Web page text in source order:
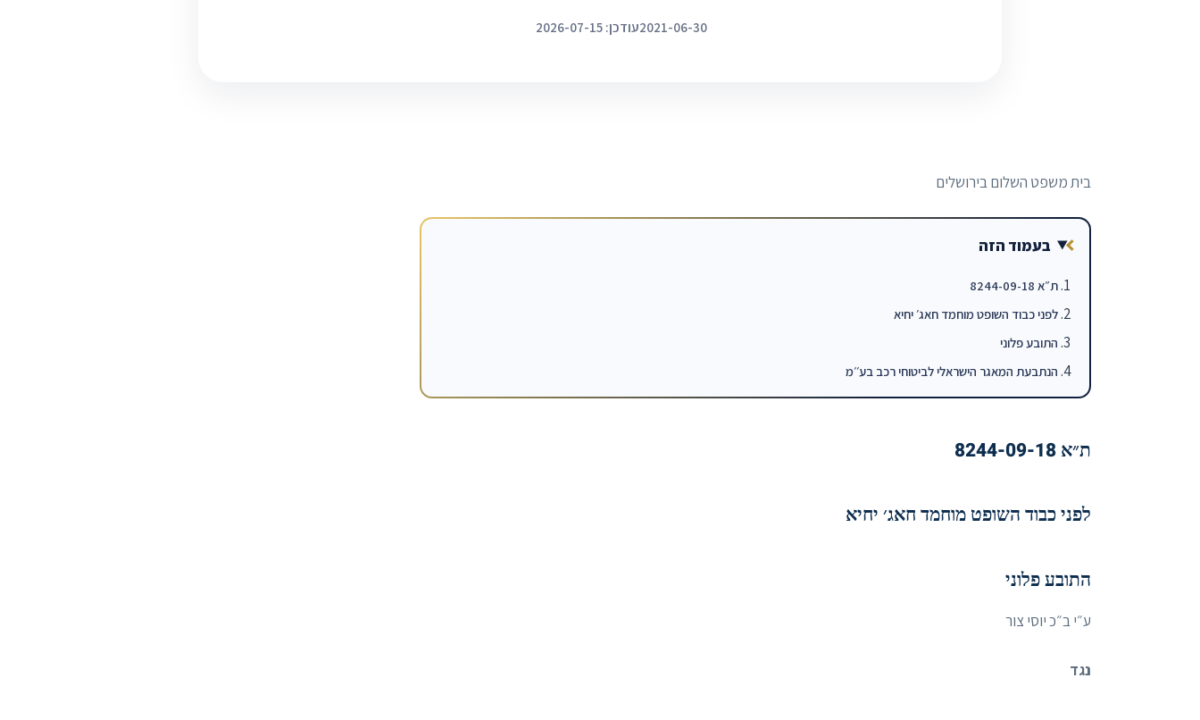
2021-06-30עודכן: 2026-07-15
בית משפט השלום בירושלים
בעמוד הזה
ת״א 8244-09-18
לפני כבוד השופט מוחמד חאג׳ יחיא
התובע פלוני
הנתבעת המאגר הישראלי לביטוחי רכב בע׳׳מ
ת״א 8244-09-18
לפני כבוד השופט מוחמד חאג׳ יחיא
התובע פלוני
ע״י ב״כ יוסי צור
נגד